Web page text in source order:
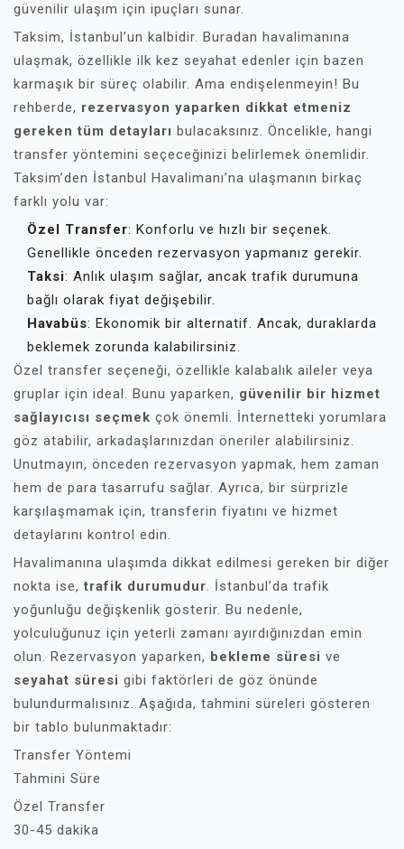
güvenilir ulaşım için ipuçları sunar.
Taksim, İstanbul’un kalbidir. Buradan havalimanına
ulaşmak, özellikle ilk kez seyahat edenler için bazen
karmaşık bir süreç olabilir. Ama endişelenmeyin! Bu
rehberde, rezervasyon yaparken dikkat etmeniz
gereken tüm detayları bulacaksınız. Öncelikle, hangi
transfer yöntemini seçeceğinizi belirlemek önemlidir.
Taksim’den İstanbul Havalimanı’na ulaşmanın birkaç
farklı yolu var:
Özel Transfer: Konforlu ve hızlı bir seçenek.
Genellikle önceden rezervasyon yapmanız gerekir.
Taksi: Anlık ulaşım sağlar, ancak trafik durumuna
bağlı olarak fiyat değişebilir.
Havabüs: Ekonomik bir alternatif. Ancak, duraklarda
beklemek zorunda kalabilirsiniz.
Özel transfer seçeneği, özellikle kalabalık aileler veya
gruplar için ideal. Bunu yaparken, güvenilir bir hizmet
sağlayıcısı seçmek çok önemli. İnternetteki yorumlara
göz atabilir, arkadaşlarınızdan öneriler alabilirsiniz.
Unutmayın, önceden rezervasyon yapmak, hem zaman
hem de para tasarrufu sağlar. Ayrıca, bir sürprizle
karşılaşmamak için, transferin fiyatını ve hizmet
detaylarını kontrol edin.
Havalimanına ulaşımda dikkat edilmesi gereken bir diğer
nokta ise,trafik durumudur. İstanbul’da trafik
yoğunluğu değişkenlik gösterir. Bu nedenle,
yolculuğunuz için yeterli zamanı ayırdığınızdan emin
olun. Rezervasyon yaparken, bekleme süresi ve
seyahat süresi gibi faktörleri de göz önünde
bulundurmalısınız. Aşağıda, tahmini süreleri gösteren
bir tablo bulunmaktadır:
Transfer Yöntemi
Tahmini Süre
Özel Transfer
30-45 dakika